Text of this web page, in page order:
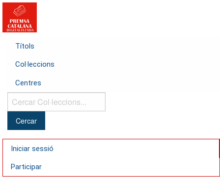
Títols
Col·leccions
Centres
Cercar
Col·leccions...
Iniciar sessió
Participar